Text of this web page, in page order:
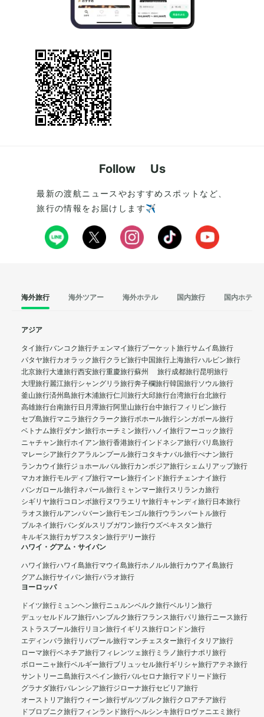
Follow Us
最新の渡航ニュースやおすすめスポットなど、
旅行の情報をお届けします✈️
海外旅行 海外ツアー 海外ホテル 国内旅行 国内ホテル
アジア
タイ旅行バンコク旅行チェンマイ旅行プーケット旅行サムイ島旅行
パタヤ旅行カオラック旅行クラビ旅行中国旅行上海旅行ハルビン旅行
北京旅行大連旅行西安旅行重慶旅行蘇州 旅行成都旅行昆明旅行
大理旅行麗江旅行シャングリラ旅行奔子欄旅行韓国旅行ソウル旅行
釜山旅行済州島旅行木浦旅行仁川旅行大邱旅行台湾旅行台北旅行
高雄旅行台南旅行日月潭旅行阿里山旅行台中旅行フィリピン旅行
セブ島旅行マニラ旅行クラーク旅行ボホール旅行シンガポール旅行
ベトナム旅行ダナン旅行ホーチミン旅行ハノイ旅行フーコック旅行
ニャチャン旅行ホイアン旅行香港旅行インドネシア旅行バリ島旅行
マレーシア旅行クアラルンプール旅行コタキナバル旅行ぺナン旅行
ランカウイ旅行ジョホールバル旅行カンボジア旅行シェムリアップ旅行
マカオ旅行モルディブ旅行マーレ旅行インド旅行チェンナイ旅行
バンガロール旅行ネパール旅行 ミャンマー旅行スリランカ旅行
シギリヤ旅行コロンボ旅行ヌワラエリヤ旅行キャンディ旅行日本旅行
ラオス旅行ルアンパバーン旅行モンゴル旅行ウランバートル旅行
ブルネイ旅行バンダルスリブガワン旅行ウズベキスタン旅行
キルギス旅行カザフスタン旅行デリー旅行
ハワイ・グアム・サイパン
ハワイ旅行ハワイ島旅行マウイ島旅行ホノルル旅行カウアイ島旅行
グアム旅行サイパン旅行パラオ旅行
ヨーロッパ
ドイツ旅行 ミュンヘン旅行ニュルンベルク旅行ベルリン旅行
デュッセルドルフ旅行ハンブルク旅行フランス旅行パリ旅行ニース旅行
ストラスブール旅行リヨン旅行イギリス旅行ロンドン旅行
エディンバラ旅行リバプール旅行マンチェスター旅行イタリア旅行
ローマ旅行ベネチア旅行フィレンツェ旅行 ミラノ旅行ナポリ旅行
ボローニャ旅行ベルギー旅行ブリュッセル旅行ギリシャ旅行アテネ旅行
サントリーニ島旅行スペイン旅行バルセロナ旅行マドリード旅行
グラナダ旅行バレンシア旅行ジローナ旅行セビリア旅行
オーストリア旅行ウィーン旅行ザルツブルク旅行クロアチア旅行
ドブロブニク旅行フィンランド旅行ヘルシンキ旅行ロヴァニエミ旅行